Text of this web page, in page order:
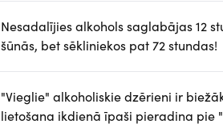
Nesadalījies alkohols saglabājas 12
šūnās, bet sēkliniekos pat 72 stundas!
"Vieglie" alkoholiskie dzērieni ir
lietošana ikdienā īpaši pieradina pie